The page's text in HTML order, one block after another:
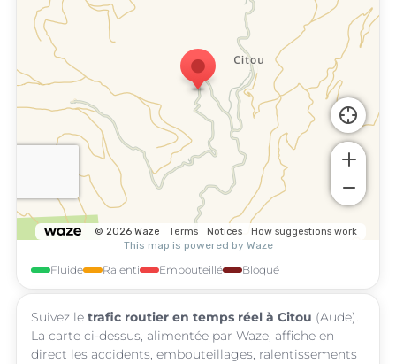
Fluide Ralenti Embouteillé Bloqué
Suivez le trafic routier en temps réel à Citou (Aude).
La carte ci-dessus, alimentée par Waze, affiche en
direct les accidents, embouteillages, ralentissements